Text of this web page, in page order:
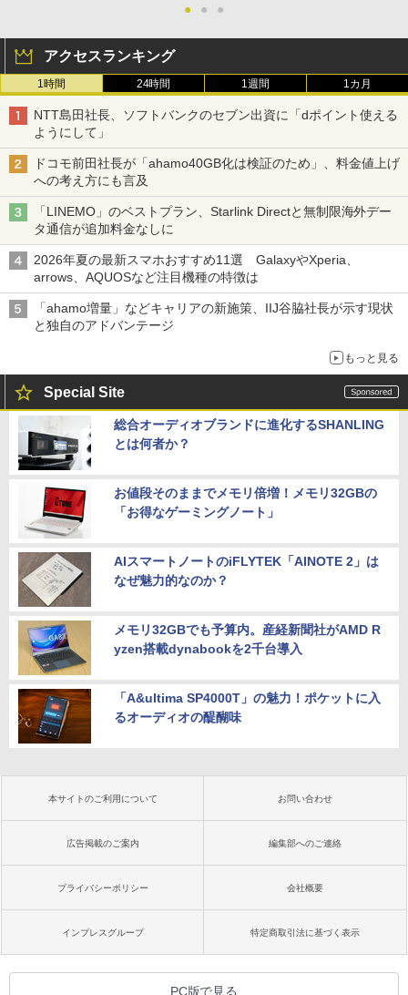
● ● ●
アクセスランキング
1時間 24時間 1週間 1カ月
NTT島田社長、ソフトバンクのセブン出資に「dポイント使える
ようにして」
ドコモ前田社長が「ahamo40GB化は検証のため」、料金値上げ
への考え方にも言及
「LINEMO」のベストプラン、Starlink Directと無制限海外デー
タ通信が追加料金なしに
2026年夏の最新スマホおすすめ11選 GalaxyやXperia、
arrows、AQUOSなど注目機種の特徴は
「ahamo増量」などキャリアの新施策、IIJ谷脇社長が示す現状
と独自のアドバンテージ
もっと見る
Special Site
総合オーディオブランドに進化するSHANLING
とは何者か？
お値段そのままでメモリ倍増！メモリ32GBの
「お得なゲーミングノート」
AIスマートノートのiFLYTEK「AINOTE 2」は
なぜ魅力的なのか？
メモリ32GBでも予算内。産経新聞社がAMD R
yzen搭載dynabookを2千台導入
「A&ultima SP4000T」の魅力！ポケットに入
るオーディオの醍醐味
本サイトのご利用について お問い合わせ
広告掲載のご案内 編集部へのご連絡
プライバシーポリシー 会社概要
インプレスグループ 特定商取引法に基づく表示
PC版で見る